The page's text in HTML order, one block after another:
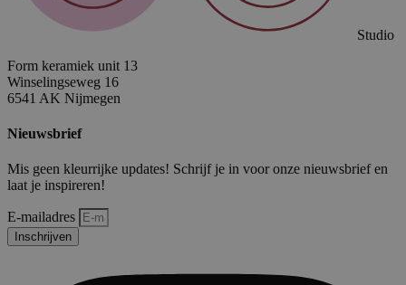
Studio
Form keramiek unit 13
Winselingseweg 16
6541 AK Nijmegen
Nieuwsbrief
Mis geen kleurrijke updates! Schrijf je in voor onze nieuwsbrief en
laat je inspireren!
E-mailadres
Inschrijven